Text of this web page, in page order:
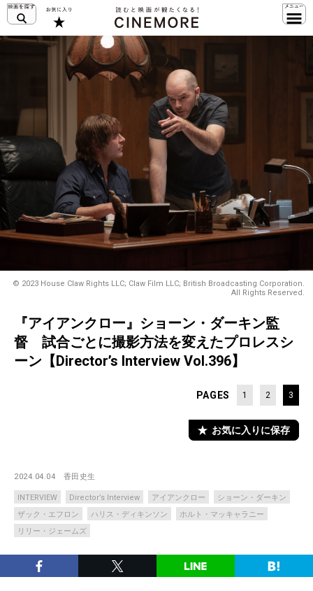
© 2023 House Claw Rights LLC; Claw Film LLC; British Broadcasting Corporation.
All Rights Reserved.
『アイアンクロー』ショーン・ダーキン監
督 試合ごとに撮影方法を変えたプロレスシ
ーン【Director’s Interview Vol.396】
PAGES 1 2 3
お気に入りに保存
2024.04.04 香田史生
INTERVIEW Director’s Interview アイアンクロー
ショーン・ダーキン
ザック・エフロン
ハリス・ディキンソン
ホルト・マッキャラニー
リリー・ジェームズ